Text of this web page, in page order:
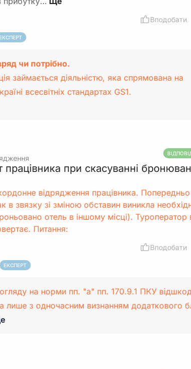
Вподобати
ЕКСПЕРТ
чи потрібно.
займається діяльністю, яка спрямована на
всесвітніх стандартах GS1.
працівника при скасуванні
відрядження працівника.
в звязку зі зміною обставин виникла
отель в іншому місці). Туроператор
Питання:
Вподобати
ЕКСПЕРТ
на норми пп. "а" пп. 170.9.1 ПКУ
лише з одночасним визнанням додаткового